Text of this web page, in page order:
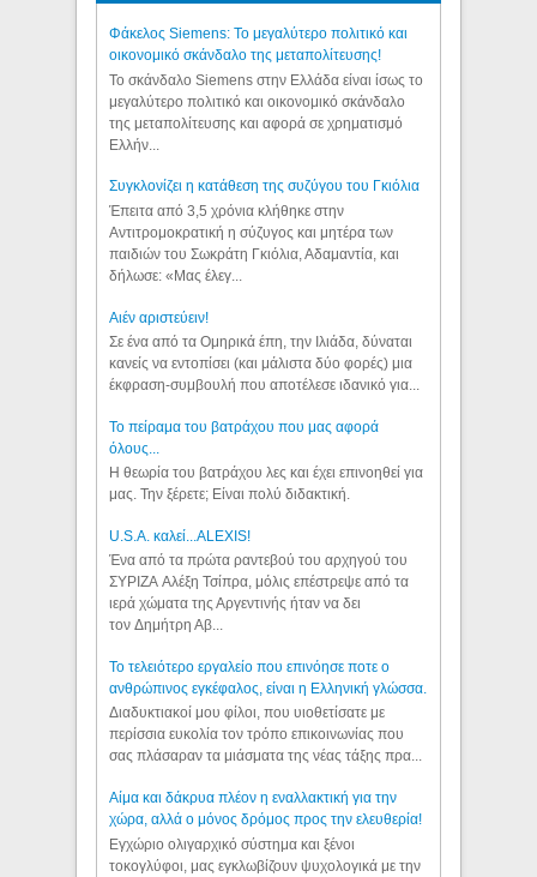
Φάκελος Siemens: Το μεγαλύτερο πολιτικό και
οικονομικό σκάνδαλο της μεταπολίτευσης!
Το σκάνδαλο Siemens στην Ελλάδα είναι ίσως το
μεγαλύτερο πολιτικό και οικονομικό σκάνδαλο
της μεταπολίτευσης και αφορά σε χρηματισμό
Ελλήν...
Συγκλονίζει η κατάθεση της συζύγου του Γκιόλια
Έπειτα από 3,5 χρόνια κλήθηκε στην
Αντιτρομοκρατική η σύζυγος και μητέρα των
παιδιών του Σωκράτη Γκιόλια, Αδαμαντία, και
δήλωσε: «Μας έλεγ...
Aιέν αριστεύειν!
Σε ένα από τα Ομηρικά έπη, την Ιλιάδα, δύναται
κανείς να εντοπίσει (και μάλιστα δύο φορές) μια
έκφραση-συμβουλή που αποτέλεσε ιδανικό για...
Το πείραμα του βατράχου που μας αφορά
όλους...
Η θεωρία του βατράχου λες και έχει επινοηθεί για
μας. Την ξέρετε; Είναι πολύ διδακτική.
U.S.A. καλεί...ALEXIS!
Ένα από τα πρώτα ραντεβού του αρχηγού του
ΣΥΡΙΖΑ Αλέξη Τσίπρα, μόλις επέστρεψε από τα
ιερά χώματα της Αργεντινής ήταν να δει
τον Δημήτρη Αβ...
Το τελειότερο εργαλείο που επινόησε ποτε ο
ανθρώπινος εγκέφαλος, είναι η Ελληνική γλώσσα.
Διαδυκτιακοί μου φίλοι, που υιοθετίσατε με
περίσσια ευκολία τον τρόπο επικοινωνίας που
σας πλάσαραν τα μιάσματα της νέας τάξης πρα...
Αίμα και δάκρυα πλέον η εναλλακτική για την
χώρα, αλλά ο μόνος δρόμος προς την ελευθερία!
Εγχώριο ολιγαρχικό σύστημα και ξένοι
τοκογλύφοι, μας εγκλωβίζουν ψυχολογικά με την